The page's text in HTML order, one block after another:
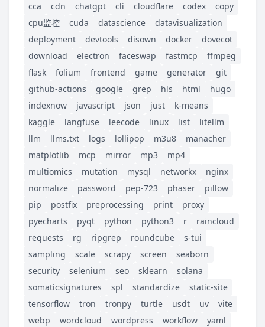
cca
cdn chatgpt cli cloudflare codex
copy
cpu监控
cuda datascience
datavisualization
deployment
devtools disown docker
dovecot
download
electron faceswap fastmcp
ffmpeg
flask
folium frontend game generator
git
github-actions
google grep hls html
hugo
indexnow
javascript json just
k-means
kaggle
langfuse leecode linux list
litellm
llm
llms.txt logs lollipop m3u8
manacher
matplotlib
mcp mirror mp3
mp4
multiomics
mutation mysql networkx
nginx
normalize
password pep-723 phaser
pillow
pip
postfix preprocessing print
proxy
pyecharts
pyqt python python3 r
raincloud
requests
rg ripgrep roundcube
s-tui
sampling
scale scrapy screen
seaborn
security
selenium seo sklearn
solana
somaticsignatures
spl standardize
static-site
tensorflow
tron tronpy turtle usdt uv
vite
webp
wordcloud wordpress workflow
yaml